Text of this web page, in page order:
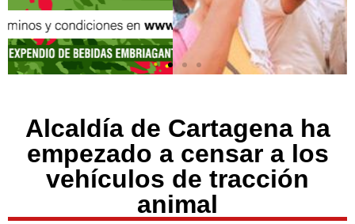
Alcaldía de Cartagena ha
empezado a censar a los
vehículos de tracción
animal